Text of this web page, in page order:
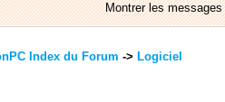
Montrer les
Index du Forum -> Logiciel